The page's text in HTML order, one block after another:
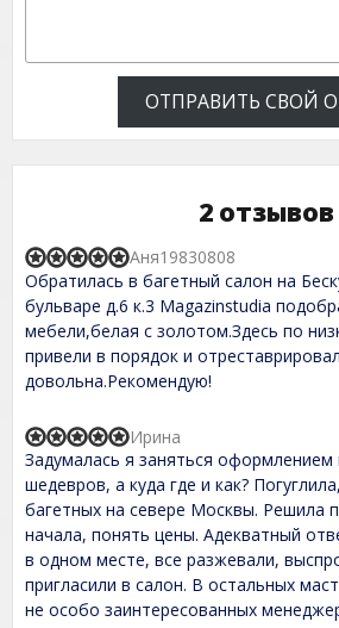
ОТПРАВИТЬ СВОЙ
2 отзывов
R
a
t
e
d
5
,
u
t
f
5
Обратилась в багетный салон на
бульваре д.6 к.3 Magazinstudia
мебели,белая с золотом.Здесь по
привели в порядок и
довольна.Рекомендую!
Аня19830808
R
a
t
e
d
5
,
0
o
u
Задумалась я заняться оформлением
шедевров, а куда где и как?
багетных на севере Москвы. Решила
начала, понять цены. Адекватный
в одном месте, все разжевали,
пригласили в салон. В остальных
не особо заинтересованных
Ирина